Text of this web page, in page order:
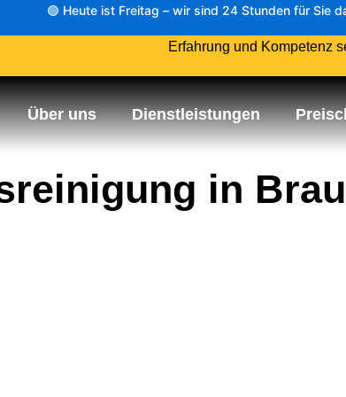
🟢 Heute ist Freitag – wir sind 24 Stunden für Sie
Erfahrung und Kompetenz
Über uns Dienstleistungen
in